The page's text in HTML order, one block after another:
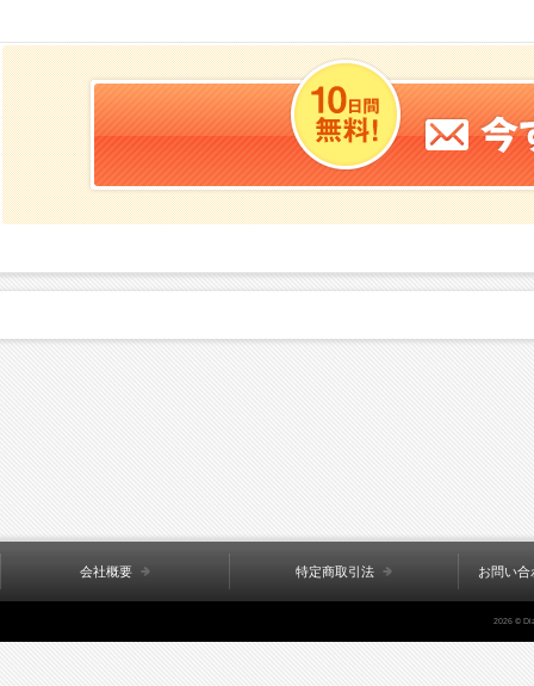
会社概要 特定商取引法 お問い
2026 ©